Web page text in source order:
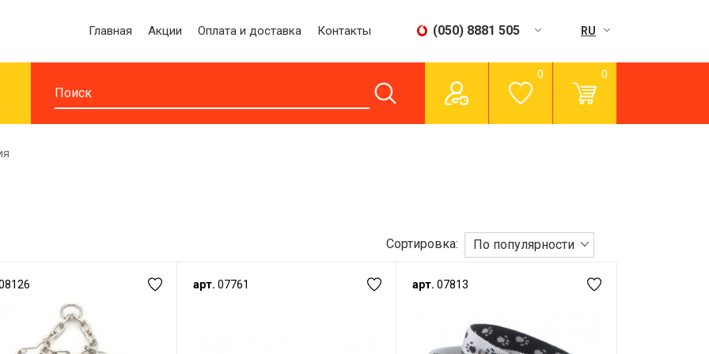
Главная Акции Оплата и доставка Контакты (050) 8881 505
Пн - Сб:
09:00 - 15:00
Вс:
вихідний
RU
0 0
Сортировка: По популярности
арт. 07761 арт. 07813